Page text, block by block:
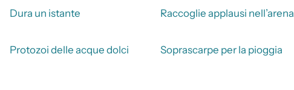
Dura un istante
Raccoglie applausi nell’arena
Protozoi delle acque dolci
Soprascarpe per la pioggia